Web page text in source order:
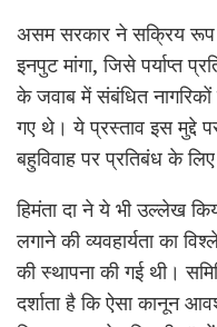
असम सरकार ने सक्रिय रूप
इनपुट मांगा, जिसे पर्याप्त
के जवाब में संबंधित
गए थे। ये प्रस्ताव इस मुद्दे
बहुविवाह पर प्रतिबंध के
हिमंता दा ने ये भी उल्लेख
लगाने की व्यवहार्यता का
की स्थापना की गई थी।
दर्शाता है कि ऐसा कानून